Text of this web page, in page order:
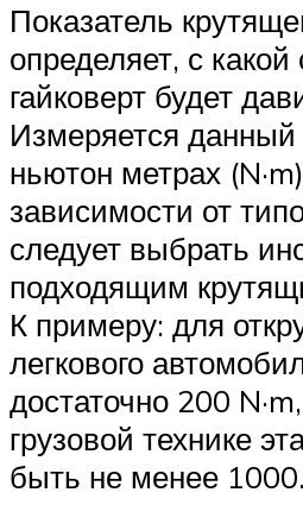
Показатель
определяет, с какой
гайковерт будет
Измеряется данный
ньютон метрах
зависимости от
следует выбрать
подходящим
К примеру: для
легкового
достаточно 200
грузовой технике
быть не менее 1000.